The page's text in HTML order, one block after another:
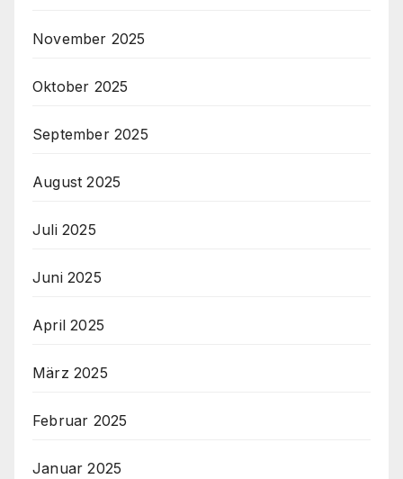
November 2025
Oktober 2025
September 2025
August 2025
Juli 2025
Juni 2025
April 2025
März 2025
Februar 2025
Januar 2025